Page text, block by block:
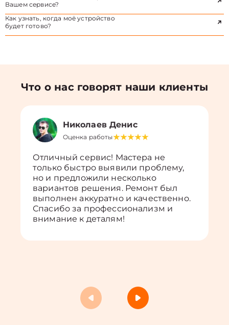
Вашем сервисе?
Как узнать, когда моё устройство
будет готово?
Что о нас говорят наши клиенты
Николаев Денис
Оценка работы
Отличный сервис! Мастера не
только быстро выявили проблему,
но и предложили несколько
вариантов решения. Ремонт был
выполнен аккуратно и качественно.
Спасибо за профессионализм и
внимание к деталям!